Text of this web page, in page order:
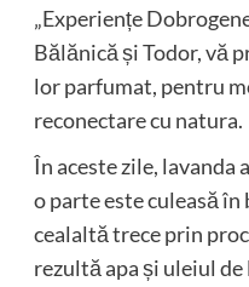
„Experiențe
Bălănică și Todor, vă
lor parfumat, pentru
reconectare cu natura.
În aceste zile,
o parte este culeasă
cealaltă trece prin
rezultă apa și uleiul